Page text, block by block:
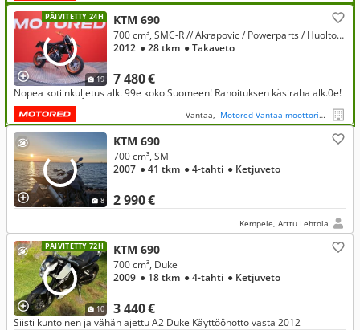
PÄIVITETTY 24H
19
KTM 690
7 480 €
700 cm³, SMC-R // Akrapovic / Powerparts / Huoltokirja //
2012 ● 28 tkm ● Takaveto
Nopea kotiinkuljetus alk. 99e koko Suomeen! Rahoituksen käsiraha alk.0e!
Vantaa, Motored Vantaa moottoripyörät
8
KTM 690
2 990 €
700 cm³, SM
2007 ● 41 tkm ● 4-tahti ● Ketjuveto
Kempele, Arttu Lehtola
PÄIVITETTY 72H
10
KTM 690
3 440 €
700 cm³, Duke
2009 ● 18 tkm ● 4-tahti ● Ketjuveto
Siisti kuntoinen ja vähän ajettu A2 Duke Käyttöönotto vasta 2012